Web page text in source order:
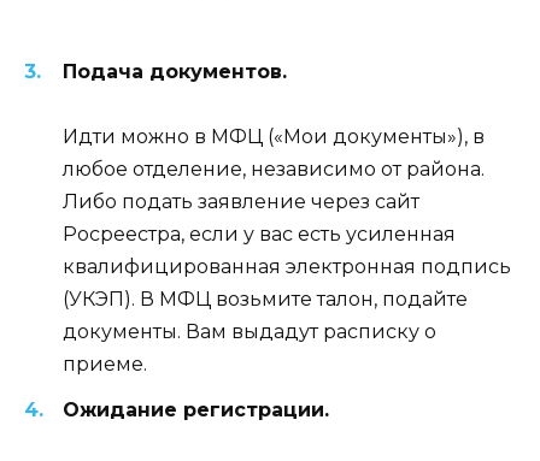
Подача документов.
Идти можно в МФЦ («Мои документы»), в
любое отделение, независимо от района.
Либо подать заявление через сайт
Росреестра, если у вас есть усиленная
квалифицированная электронная подпись
(УКЭП). В МФЦ возьмите талон, подайте
документы. Вам выдадут расписку о
приеме.
Ожидание регистрации.